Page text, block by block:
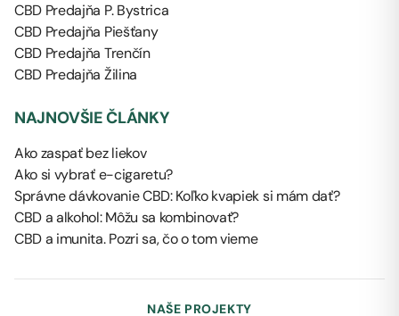
CBD Predajňa P. Bystrica
CBD Predajňa Piešťany
CBD Predajňa Trenčín
CBD Predajňa Žilina
NAJNOVŠIE ČLÁNKY
Ako zaspať bez liekov
Ako si vybrať e-cigaretu?
Správne dávkovanie CBD: Koľko kvapiek si mám dať?
CBD a alkohol: Môžu sa kombinovať?
CBD a imunita. Pozri sa, čo o tom vieme
NAŠE PROJEKTY